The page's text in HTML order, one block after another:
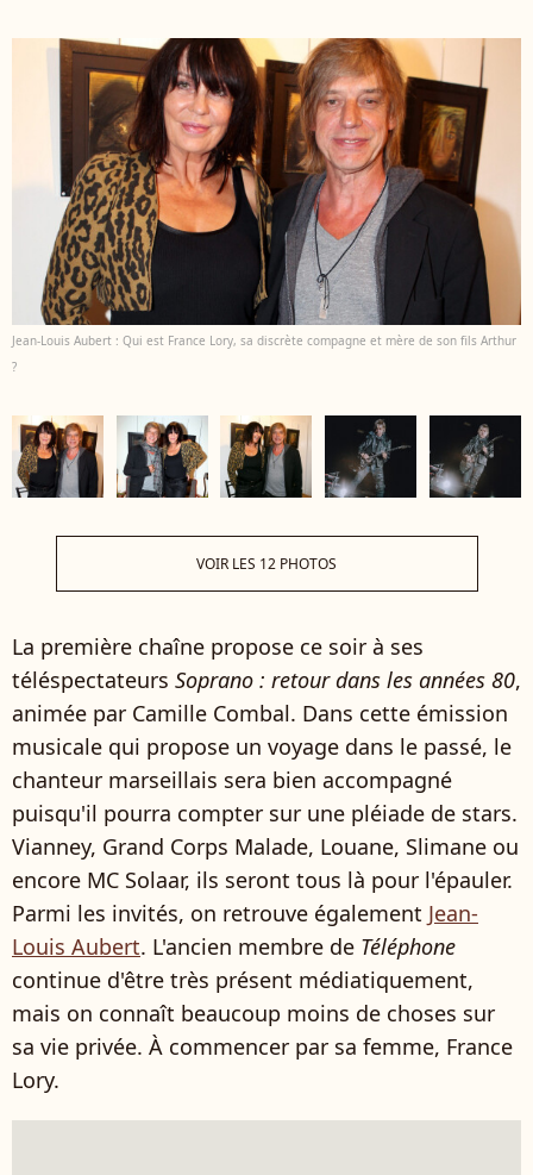
Jean-Louis Aubert : Qui est France Lory, sa discrète compagne et mère de son fils Arthur
?
VOIR LES 12 PHOTOS
La première chaîne propose ce soir à ses
téléspectateurs Soprano : retour dans les années 80,
animée par Camille Combal. Dans cette émission
musicale qui propose un voyage dans le passé, le
chanteur marseillais sera bien accompagné
puisqu'il pourra compter sur une pléiade de stars.
Vianney, Grand Corps Malade, Louane, Slimane ou
encore MC Solaar, ils seront tous là pour l'épauler.
Parmi les invités, on retrouve également Jean-
Louis Aubert. L'ancien membre de Téléphone
continue d'être très présent médiatiquement,
mais on connaît beaucoup moins de choses sur
sa vie privée. À commencer par sa femme, France
Lory.